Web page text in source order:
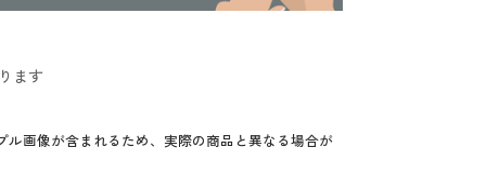
ます
画像が含まれるため、実際の商品と異なる場合が